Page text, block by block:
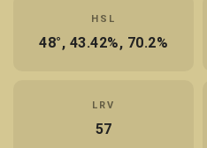
HSL
48°, 43.42%, 70.2%
LRV
57